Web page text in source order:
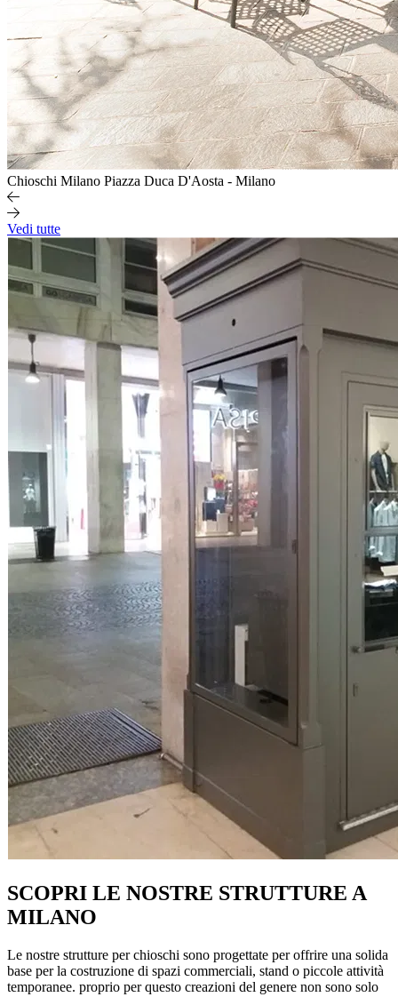
Chioschi Milano Piazza Duca D'Aosta - Milano
Vedi tutte
SCOPRI LE NOSTRE STRUTTURE A
MILANO
Le nostre strutture per chioschi sono progettate per offrire una solida
base per la costruzione di spazi commerciali, stand o piccole attività
temporanee. proprio per questo creazioni del genere non sono solo